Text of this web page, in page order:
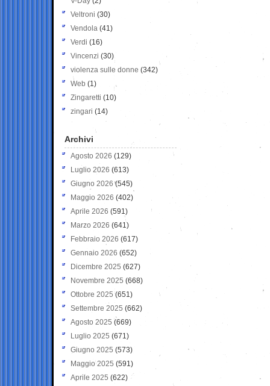
Veltroni (30)
Vendola (41)
Verdi (16)
Vincenzi (30)
violenza sulle donne (342)
Web (1)
Zingaretti (10)
zingari (14)
Archivi
Agosto 2026 (129)
Luglio 2026 (613)
Giugno 2026 (545)
Maggio 2026 (402)
Aprile 2026 (591)
Marzo 2026 (641)
Febbraio 2026 (617)
Gennaio 2026 (652)
Dicembre 2025 (627)
Novembre 2025 (668)
Ottobre 2025 (651)
Settembre 2025 (662)
Agosto 2025 (669)
Luglio 2025 (671)
Giugno 2025 (573)
Maggio 2025 (591)
Aprile 2025 (622)